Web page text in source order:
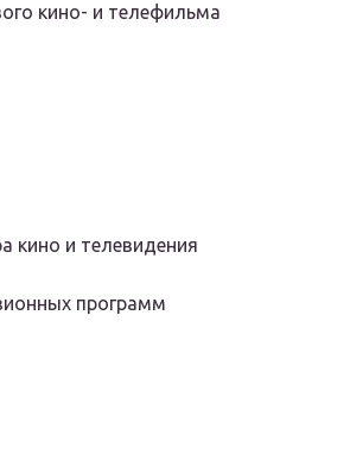
кино- и телефильма
кино и телевидения
программ